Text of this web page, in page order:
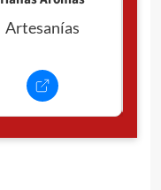
Artesanías